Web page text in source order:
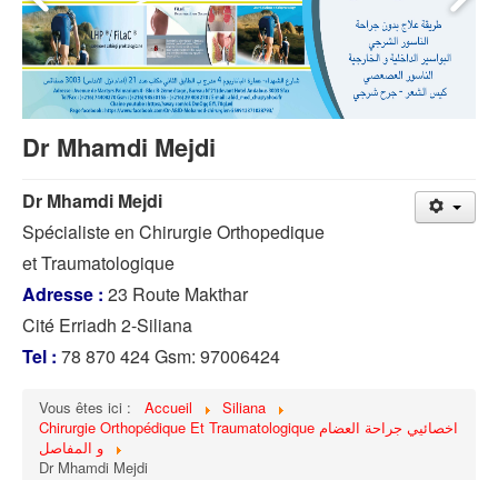
Dr Mhamdi Mejdi
Dr Mhamdi Mejdi
Spécialiste en Chirurgie Orthopedique
et Traumatologique
Adresse : 23 Route Makthar
Cité Erriadh 2-Siliana
Tel : 78 870 424 Gsm: 97006424
Vous êtes ici : Accueil
Siliana
Chirurgie Orthopédique Et Traumatologique اخصائيي جراحة العضام
و المفاصل
Dr Mhamdi Mejdi